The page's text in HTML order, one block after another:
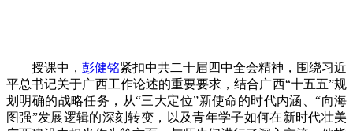
授课中， 彭健铭紧扣中共二十届四中全会精神，围绕习近
平总书记关于广西工作论述的重要要求，结合广西“十五五”规
划明确的战略任务，从“三大定位”新使命的时代内涵、“向海
图强”发展逻辑的深刻转变，以及青年学子如何在新时代壮美